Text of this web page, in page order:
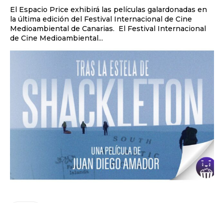
El Espacio Price exhibirá las películas galardonadas en
la última edición del Festival Internacional de Cine
Medioambiental de Canarias. El Festival Internacional
de Cine Medioambiental...